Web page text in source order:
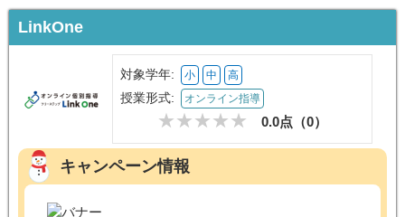
LinkOne
対象学年: 小 中 高
授業形式: オンライン指導
0.0点（0）
キャンペーン情報